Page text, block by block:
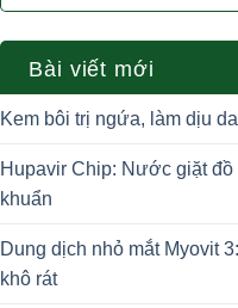
Bài viết mới
Kem bôi trị ngứa, làm dịu
Hupavir Chip: Nước giặt
khuẩn
Dung dịch nhỏ mắt Myovit
khô rát